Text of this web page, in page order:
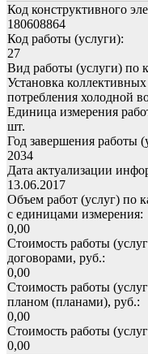
Код конструктивного
180608864
Код работы (услуги):
27
Вид работы (услуги) по
Установка
потребления холодной
Единица измерения
шт.
Год завершения работы
2034
Дата актуализации
13.06.2017
Объем работ (услуг) по
с единицами измерения:
0,00
Стоимость работы
договорами, руб.:
0,00
Стоимость работы
планом (планами), руб.:
0,00
Стоимость работы
0,00